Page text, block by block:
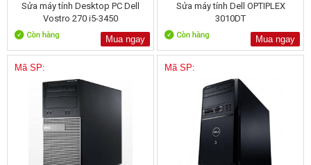
Sửa máy tính Desktop PC Dell
Vostro 270 i5-3450
Mua ngay
Sửa máy tính Dell OPTIPLEX
3010DT
Mua ngay
Mã SP: Mã SP: